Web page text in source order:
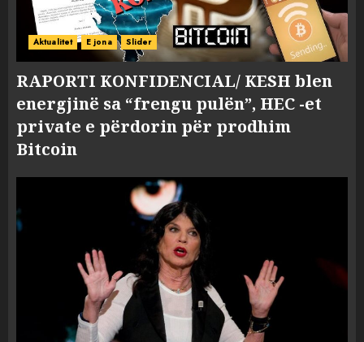
Aktualitet E jona Slider
RAPORTI KONFIDENCIAL/ KESH blen
energjinë sa “frengu pulën”, HEC -et
private e përdorin për prodhim
Bitcoin